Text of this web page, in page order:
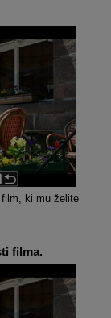
film, ki mu želite
filma.